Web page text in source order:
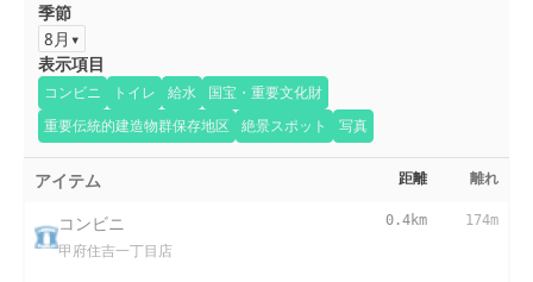
季節
8月
表示項目
コンビニ トイレ 給水
国宝・重要文化財
重要伝統的建造物群保存地区
絶景スポット 写真
アイテム 距離 離れ
コンビニ
甲府住吉一丁目店
0.4km 174m